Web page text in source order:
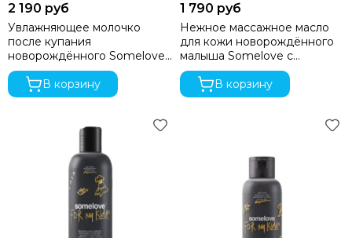
Happy Baby
Heorshe
Hoppi
Incanto
Inglesina
2 190 руб
Увлажняющее молочко
после купания
новорождённого Somelove
с ароматом ванили и
лаванды 200мл
В корзину
1 790 руб
Нежное массажное масло
для кожи новорождённого
малыша Somelove с
ароматом ванили и лаванды
100млВ корзину